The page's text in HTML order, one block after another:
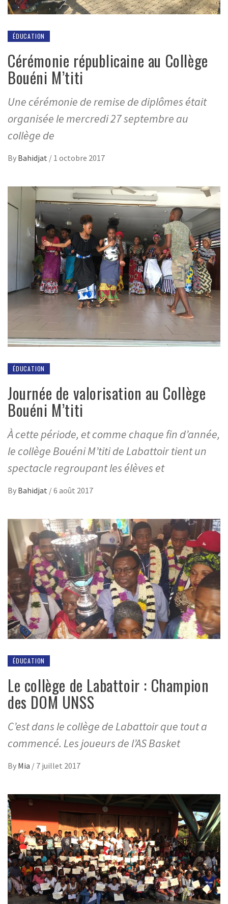
ÉDUCATION
Cérémonie républicaine au Collège
Bouéni M’titi
Une cérémonie de remise de diplômes était
organisée le mercredi 27 septembre au
collège de
By Bahidjat / 1 octobre 2017
ÉDUCATION
Journée de valorisation au Collège
Bouéni M’titi
À cette période, et comme chaque fin d’année,
le collège Bouéni M’titi de Labattoir tient un
spectacle regroupant les élèves et
By Bahidjat /6 août 2017
ÉDUCATION
Le collège de Labattoir : Champion
des DOM UNSS
C’est dans le collège de Labattoir que tout a
commencé. Les joueurs de l’AS Basket
By Mia / 7 juillet 2017